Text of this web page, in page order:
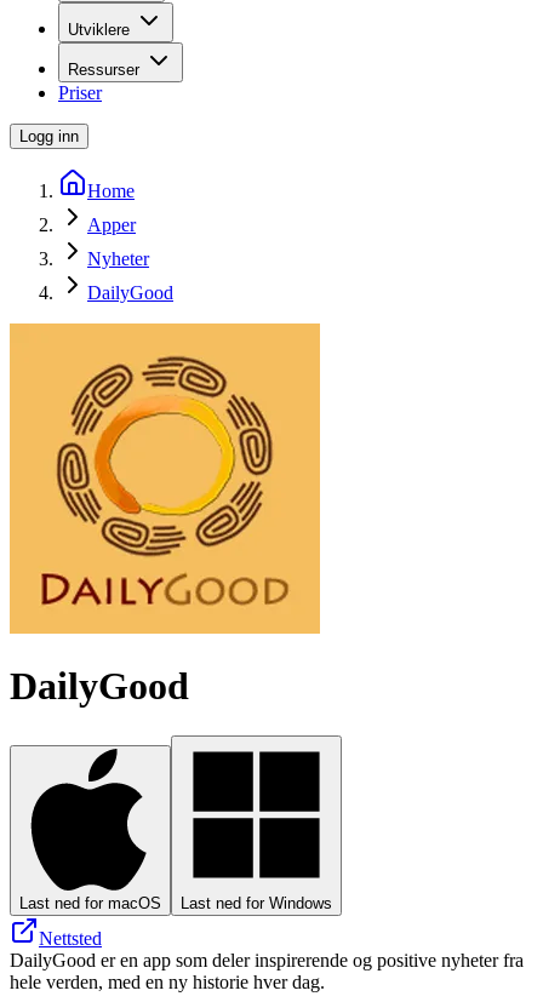
Utviklere
Ressurser
Priser
Logg inn
Home
Apper
Nyheter
DailyGood
DailyGood
Last ned for macOS Last ned for Windows
Nettsted
DailyGood er en app som deler inspirerende og positive nyheter fra
hele verden, med en ny historie hver dag.